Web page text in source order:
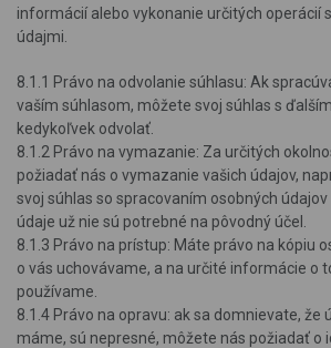
informácií alebo vykonanie určitých operácií
údajmi.
8.1.1 Právo na odvolanie súhlasu: Ak
vaším súhlasom, môžete svoj súhlas s
kedykoľvek odvolať.
8.1.2 Právo na vymazanie: Za určitých
požiadať nás o vymazanie vašich údajov,
svoj súhlas so spracovaním osobných
údaje už nie sú potrebné na pôvodný účel.
8.1.3 Právo na prístup: Máte právo na kópiu
o vás uchovávame, a na určité informácie o
používame.
8.1.4 Právo na opravu: ak sa domnievate, že
máme, sú nepresné, môžete nás požiadať o